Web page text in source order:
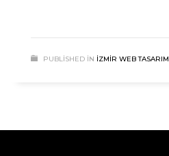
PUBLISHED IN İZMIR WEB TASARIM